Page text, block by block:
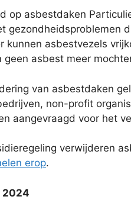
op asbestdaken
gezondheidsproblemen
kunnen asbestvezels
geen asbest meer
van asbestdaken
non-profit
aangevraagd voor het
verwijderen
erop.
2024